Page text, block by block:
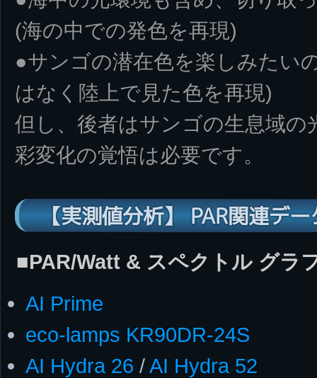
(海の中での発色を再現)
●サンゴの潜在色を楽しみたい
はなく陸上で見た色を再現)
但し、後者はサンゴの生息域の
彩変化の覚悟は必要です。
【実測値分析】 PAR関連デー
■PAR/Watt & スペクトル グラ
AI Prime
eco-lamps KR90DR-24S
AI Hydra 26 / AI Hydra 52